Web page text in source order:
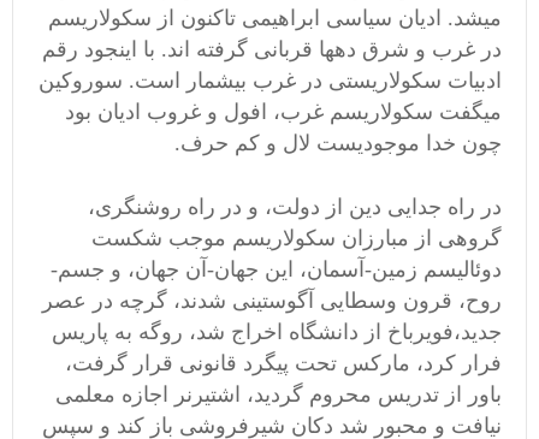
میشد. ادیان سیاسی ابراهیمی تاکنون از سکولاریسم
در غرب و شرق دهها قربانی گرفته اند. با اینجود رقم
ادبیات سکولاریستی در غرب بیشمار است. سوروکین
میگفت سکولاریسم غرب، افول و غروب ادیان بود
چون خدا موجودیست لال و کم حرف.
در راه جدایی دین از دولت، و در راه روشنگری،
گروهی از مبارزان سکولاریسم موجب شکست
دوئالیسم زمین-آسمان، این جهان-آن جهان، و جسم-
روح، قرون وسطایی آگوستینی شدند، گرچه در عصر
جدید،فویرباخ از دانشگاه اخراج شد، روگه به پاریس
فرار کرد، مارکس تحت پیگرد قانونی قرار گرفت،
باور از تدریس محروم گردید، اشتیرنر اجازه معلمی
نیافت و محبور شد دکان شیرفروشی باز کند و سپس